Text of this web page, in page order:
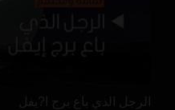
الرجل الذي باع برج ا?يفل